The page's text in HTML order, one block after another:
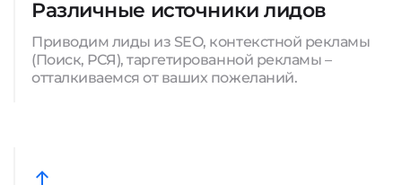
Различные источники лидов
Приводим лиды из SEO, контекстной рекламы
(Поиск, РСЯ), таргетированной рекламы –
отталкиваемся от ваших пожеланий.